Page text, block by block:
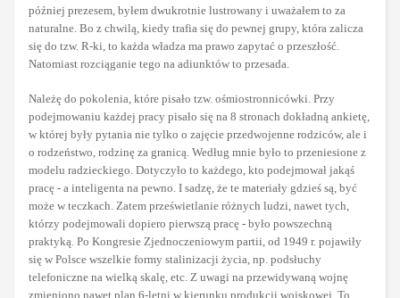
później prezesem, byłem dwukrotnie lustrowany i uważałem to za
naturalne. Bo z chwilą, kiedy trafia się do pewnej grupy, która zalicza
się do tzw. R-ki, to każda władza ma prawo zapytać o przeszłość.
Natomiast rozciąganie tego na adiunktów to przesada.
Należę do pokolenia, które pisało tzw. ośmiostronnicówki. Przy
podejmowaniu każdej pracy pisało się na 8 stronach dokładną ankietę,
w której były pytania nie tylko o zajęcie przedwojenne rodziców, ale i
o rodzeństwo, rodzinę za granicą. Według mnie było to przeniesione z
modelu radzieckiego. Dotyczyło to każdego, kto podejmował jakąś
pracę - a inteligenta na pewno. I sadzę, że te materiały gdzieś są, być
może w teczkach. Zatem prześwietlanie różnych ludzi, nawet tych,
którzy podejmowali dopiero pierwszą pracę - było powszechną
praktyką. Po Kongresie Zjednoczeniowym partii, od 1949 r. pojawiły
się w Polsce wszelkie formy stalinizacji życia, np. podsłuchy
telefoniczne na wielką skalę, etc. Z uwagi na przewidywaną wojnę
zmieniono nawet plan 6-letni w kierunku produkcji wojskowej. To